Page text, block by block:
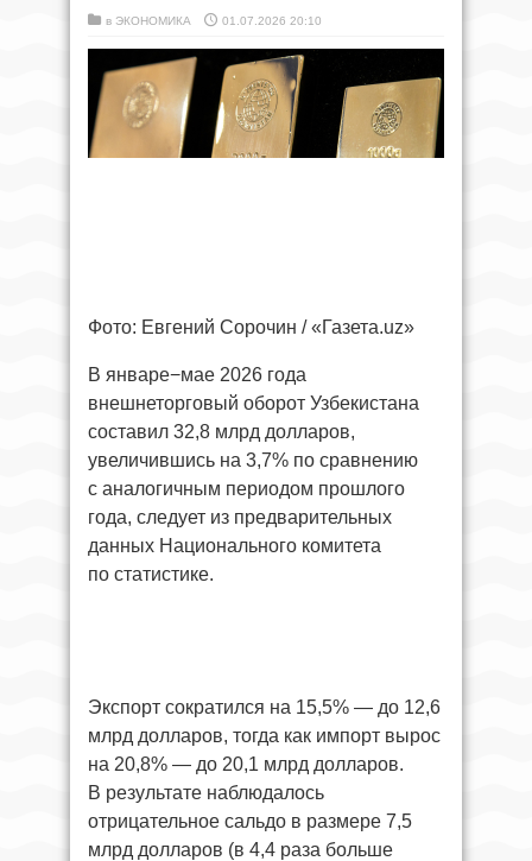
в ЭКОНОМИКА 01.07.2026 20:10
Фото: Евгений Сорочин / «Газета.uz»
В январе−мае 2026 года
внешнеторговый оборот Узбекистана
составил 32,8 млрд долларов,
увеличившись на 3,7% по сравнению
с аналогичным периодом прошлого
года, следует из предварительных
данных Национального комитета
по статистике.
Экспорт сократился на 15,5% — до 12,6
млрд долларов, тогда как импорт вырос
на 20,8% — до 20,1 млрд долларов.
В результате наблюдалось
отрицательное сальдо в размере 7,5
млрд долларов (в 4,4 раза больше